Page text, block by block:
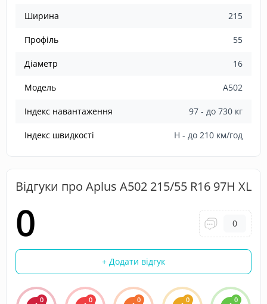
Ширина 215
Профіль 55
Діаметр 16
Модель A502
Індекс навантаження 97 - до 730 кг
Індекс швидкості H - до 210 км/год
Відгуки про Aplus A502 215/55 R16 97H XL
0 0
+ Додати відгук
0 0 0 0 0